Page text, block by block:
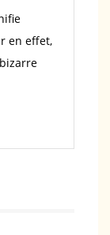
en effet,